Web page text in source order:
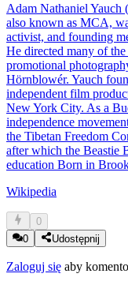
Adam Nathaniel
also known as MCA,
activist, and founding
He directed many of
promotional
Hörnblowér. Yauch
independent film
New York City. As a
independence
the Tibetan Freedom
after which the Beastie
education Born in
Wikipedia
0
0
Udostępnij
Zaloguj się aby